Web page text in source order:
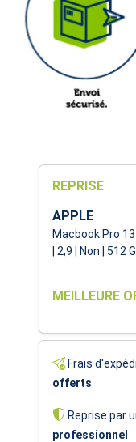
REPRISE
APPLE
Macbook Pro
| 2,9 | Non | 512
MEILLEURE
Frais
offerts
Reprise par
professionnel